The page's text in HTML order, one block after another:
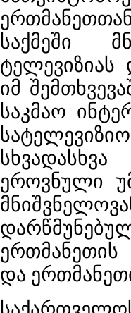
საქმეში
ტელევიზიას
იმ
საკმაო
ეროვნული
ერთმანეთის
და